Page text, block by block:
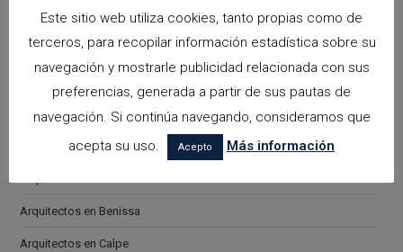
Categorías
arquitectora espacios biofilicos
Arquitectos en Alicante
Arquitectos en Benissa
Arquitectos en Calpe
Este sitio web utiliza cookies, tanto propias como de
terceros, para recopilar información estadística sobre su
navegación y mostrarle publicidad relacionada con sus
preferencias, generada a partir de sus pautas de
navegación. Si continúa navegando, consideramos que
acepta su uso.
Acepto Más información